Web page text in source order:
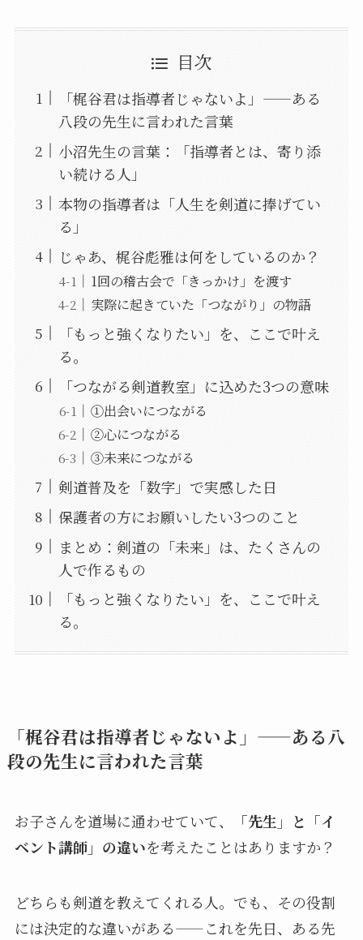
目次
「梶谷君は指導者じゃないよ」——ある
八段の先生に言われた言葉
小沼先生の言葉：「指導者とは、寄り添
い続ける人」
本物の指導者は「人生を剣道に捧げてい
る」
じゃあ、梶谷彪雅は何をしているのか？
1回の稽古会で「きっかけ」を渡す
実際に起きていた「つながり」の物語
「もっと強くなりたい」を、ここで叶え
る。
「つながる剣道教室」に込めた3つの意味
①出会いにつながる
②心につながる
③未来につながる
剣道普及を「数字」で実感した日
保護者の方にお願いしたい3つのこと
まとめ：剣道の「未来」は、たくさんの
人で作るもの
「もっと強くなりたい」を、ここで叶え
る。
「梶谷君は指導者じゃないよ」——ある八
段の先生に言われた言葉
お子さんを道場に通わせていて、
「先生」と「イ
ベント講師」の違いを考えたことはありますか？
どちらも剣道を教えてくれる人。でも、その役割
には決定的な違いがある——これを先日、ある先